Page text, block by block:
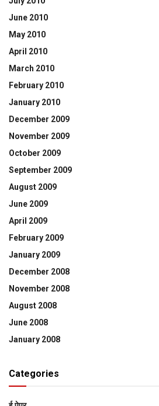
June 2010
May 2010
April 2010
March 2010
February 2010
January 2010
December 2009
November 2009
October 2009
September 2009
August 2009
June 2009
April 2009
February 2009
January 2009
December 2008
November 2008
August 2008
June 2008
January 2008
Categories